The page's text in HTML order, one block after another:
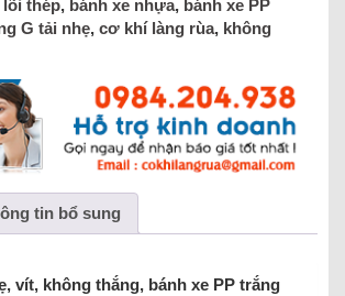
lõi thép, bánh xe nhựa, bánh xe PP
G tải nhẹ, cơ khí làng rùa, không
tin bổ sung
vít, không thắng, bánh xe PP trắng